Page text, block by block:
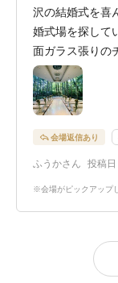
沢の結婚式を喜
婚式場を探して
面ガラス張りの
マッチした式場
た。
チャペルはもち
と思いました
まうくらいに感
また、ウィンタ
だなと感じまし
いても実費負
もりを出して
会場返信あり
ふうかさん 投稿
※会場がピックアップ